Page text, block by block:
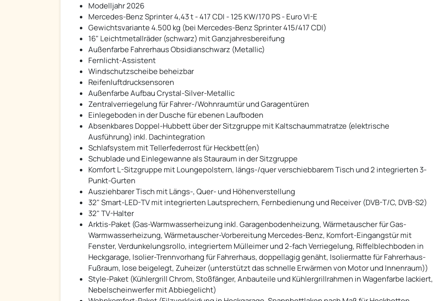
Modelljahr 2026
Mercedes-Benz Sprinter 4,43 t - 417 CDI - 125 KW/170 PS - Euro VI-E
Gewichtsvariante 4.500 kg (bei Mercedes-Benz Sprinter 415/417 CDI)
16" Leichtmetallräder (schwarz) mit Ganzjahresbereifung
Außenfarbe Fahrerhaus Obsidianschwarz (Metallic)
Fernlicht-Assistent
Windschutzscheibe beheizbar
Reifenluftdrucksensoren
Außenfarbe Aufbau Crystal-Silver-Metallic
Zentralverriegelung für Fahrer-/Wohnraumtür und Garagentüren
Einlegeboden in der Dusche für ebenen Laufboden
Absenkbares Doppel-Hubbett über der Sitzgruppe mit Kaltschaummatratze (elektrische
Ausführung) inkl. Dachintegration
Schlafsystem mit Tellerfederrost für Heckbett(en)
Schublade und Einlegewanne als Stauraum in der Sitzgruppe
Komfort L-Sitzgruppe mit Loungepolstern, längs-/quer verschiebbarem Tisch und 2 integrierten 3-
Punkt-Gurten
Ausziehbarer Tisch mit Längs-, Quer- und Höhenverstellung
32" Smart-LED-TV mit integrierten Lautsprechern, Fernbedienung und Receiver (DVB-T/C, DVB-S2)
32" TV-Halter
Arktis-Paket (Gas-Warmwasserheizung inkl. Garagenbodenheizung, Wärmetauscher für Gas-
Warmwasserheizung, Wärmetauscher-Vorbereitung Mercedes-Benz, Komfort-Eingangstür mit
Fenster, Verdunkelungsrollo, integriertem Mülleimer und 2-fach Verriegelung, Riffelblechboden in
Heckgarage, Isolier-Trennvorhang für Fahrerhaus, doppellagig genäht, Isoliermatte für Fahrerhaus-
Fußraum, lose beigelegt, Zuheizer (unterstützt das schnelle Erwärmen von Motor und Innenraum))
Style-Paket (Kühlergrill Chrom, Stoßfänger, Anbauteile und Kühlergrillrahmen in Wagenfarbe lackiert,
Nebelscheinwerfer mit Abbiegelicht)